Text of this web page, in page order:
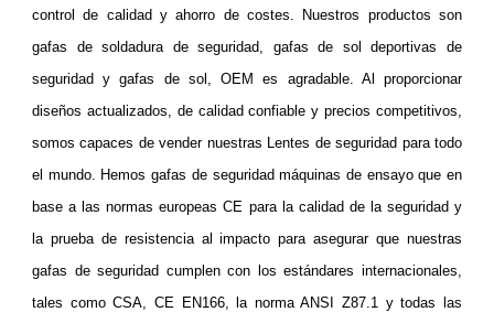
control de calidad y ahorro de costes. Nuestros productos son
gafas de soldadura de seguridad, gafas de sol deportivas de
seguridad y gafas de sol, OEM es agradable. Al proporcionar
diseños actualizados, de calidad confiable y precios competitivos,
somos capaces de vender nuestras
Lentes de seguridad para todo
el mundo. Hemos gafas de seguridad máquinas de ensayo que en
base a las normas europeas CE para la calidad de la seguridad y
la prueba de resistencia al impacto para asegurar que nuestras
gafas de seguridad cumplen con los estándares internacionales,
tales como CSA, CE EN166, la norma ANSI Z87.1 y todas las